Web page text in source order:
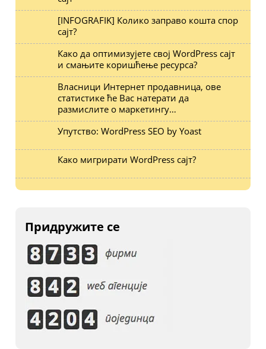
[INFOGRAFIK] Колико заправо кошта спор
сајт?
Како да оптимизујете свој WordPress сајт
и смањите коришћење ресурса?
Власници Интернет продавница, ове
статистике ће Вас натерати да
размислите о маркетингу…
Упутство: WordPress SEO by Yoast
Како мигрирати WordPress сајт?
Придружите се